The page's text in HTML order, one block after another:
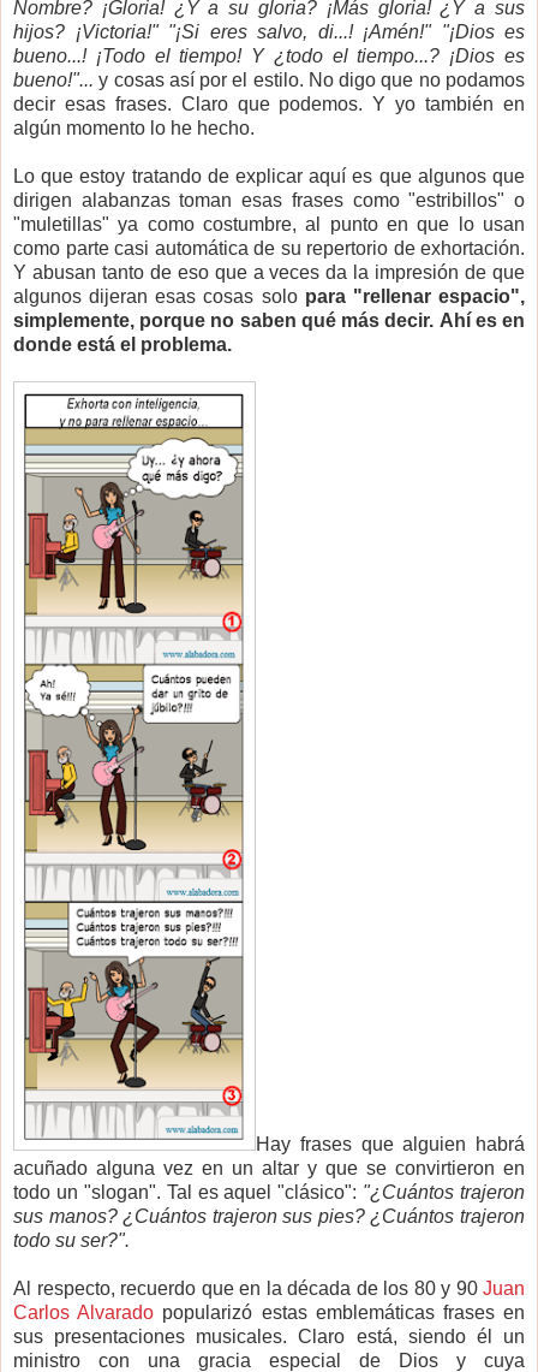
Nombre? ¡Gloria! ¿Y a su gloria? ¡Más gloria! ¿Y a sus
hijos? ¡Victoria!" "¡Si eres salvo, di...! ¡Amén!" "¡Dios es
bueno...! ¡Todo el tiempo! Y ¿todo el tiempo...? ¡Dios es
bueno!"...y cosas así por el estilo. No digo que no podamos
decir esas frases. Claro que podemos. Y yo también en
algún momento lo he hecho.
Lo que estoy tratando de explicar aquí es que algunos que
dirigen alabanzas toman esas frases como "estribillos" o
"muletillas" ya como costumbre, al punto en que lo usan
como parte casi automática de su repertorio de exhortación.
Y abusan tanto de eso que a veces da la impresión de que
algunos dijeran esas cosas solo para "rellenar espacio",
simplemente, porque no saben qué más decir. Ahí es en
donde está el problema.
Hay frases que alguien habrá
acuñado alguna vez en un altar y que se convirtieron en
todo un "slogan". Tal es aquel "clásico": "¿Cuántos trajeron
sus manos? ¿Cuántos trajeron sus pies? ¿Cuántos trajeron
todo su ser?".
Al respecto, recuerdo que en la década de los 80 y 90 Juan
Carlos Alvarado popularizó estas emblemáticas frases en
sus presentaciones musicales. Claro está, siendo él un
ministro con una gracia especial de Dios y cuya